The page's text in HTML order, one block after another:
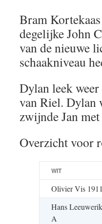
Bram
degelijke John
van de nieuwe
schaakniveau
Dylan leek
van Riel. Dylan
zwijnde Jan
Overzicht voor
WIT
Olivier Vis
Hans
A